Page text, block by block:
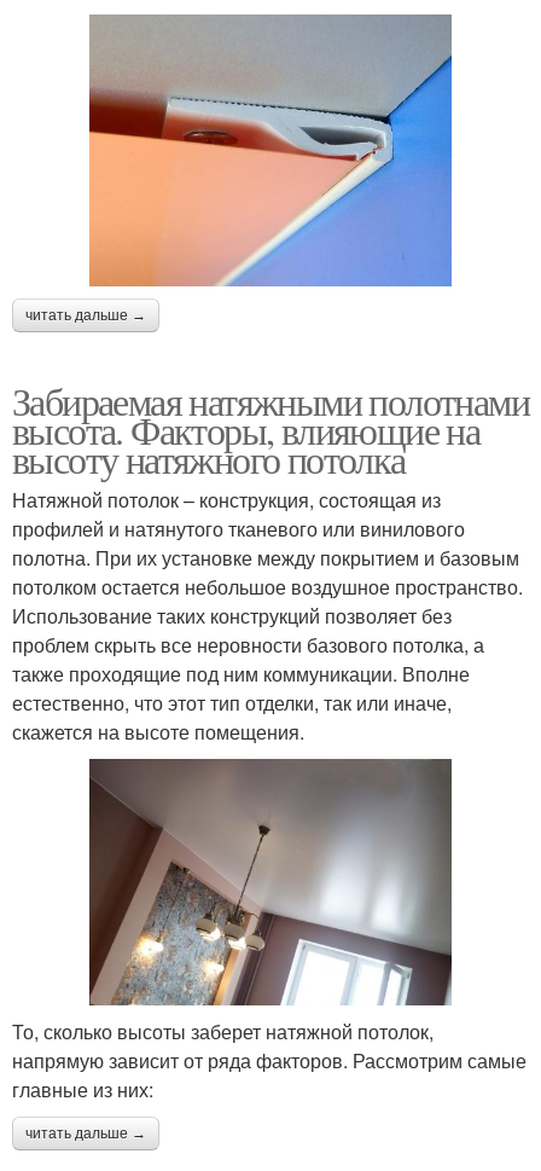
читать дальше →
Забираемая натяжными полотнами
высота. Факторы, влияющие на
высоту натяжного потолка
Натяжной потолок – конструкция, состоящая из
профилей и натянутого тканевого или винилового
полотна. При их установке между покрытием и базовым
потолком остается небольшое воздушное пространство.
Использование таких конструкций позволяет без
проблем скрыть все неровности базового потолка, а
также проходящие под ним коммуникации. Вполне
естественно, что этот тип отделки, так или иначе,
скажется на высоте помещения.
То, сколько высоты заберет натяжной потолок,
напрямую зависит от ряда факторов. Рассмотрим самые
главные из них:
читать дальше →